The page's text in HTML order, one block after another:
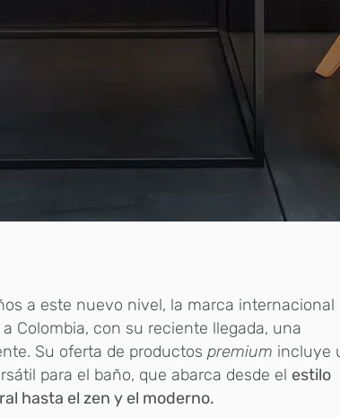
a este nuevo nivel, la marca internacional
Colombia, con su reciente llegada, una
Su oferta de productospremium incluye
para el baño, que abarca desde el estilo
hasta el zen y el moderno.